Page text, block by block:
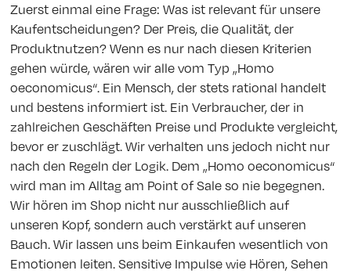
Zuerst einmal eine Frage: Was ist relevant für unsere
Kaufentscheidungen? Der Preis, die Qualität, der
Produktnutzen? Wenn es nur nach diesen Kriterien
gehen würde, wären wir alle vom Typ „Homo
oeconomicus“. Ein Mensch, der stets rational handelt
und bestens informiert ist. Ein Verbraucher, der in
zahlreichen Geschäften Preise und Produkte vergleicht,
bevor er zuschlägt. Wir verhalten uns jedoch nicht nur
nach den Regeln der Logik. Dem „Homo oeconomicus“
wird man im Alltag am Point of Sale so nie begegnen.
Wir hören im Shop nicht nur ausschließlich auf
unseren Kopf, sondern auch verstärkt auf unseren
Bauch. Wir lassen uns beim Einkaufen wesentlich von
Emotionen leiten. Sensitive Impulse wie Hören, Sehen